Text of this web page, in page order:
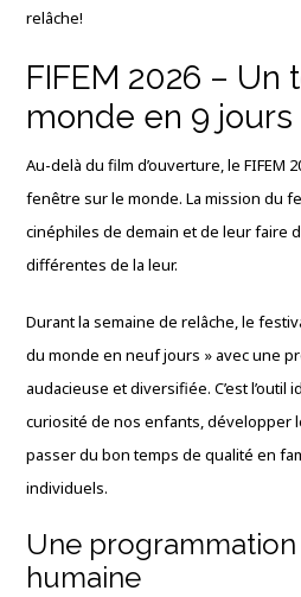
relâche!
FIFEM 2026 – Un
monde en 9 jours
Au-delà du film d’ouverture, le FIFEM
fenêtre sur le monde. La mission du
cinéphiles de demain et de leur faire
différentes de la leur.
Durant la semaine de relâche, le
du monde en neuf jours » avec une
audacieuse et diversifiée. C’est l’outil
curiosité de nos enfants, développer
passer du bon temps de qualité en
individuels.
Une
humaine